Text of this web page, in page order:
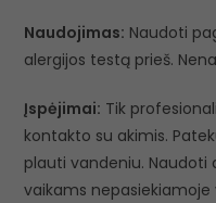
Naudojimas: Naudoti
alergijos testą prieš.
Įspėjimai: Tik
kontakto su akimis.
plauti vandeniu. Naudoti
vaikams